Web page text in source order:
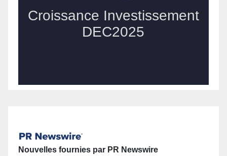
Nouvelles fournies par PR Newswire